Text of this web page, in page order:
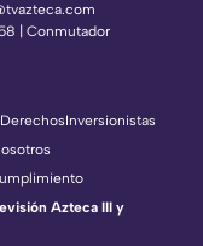
| Conmutador
DerechosInversionistas
Azteca III y